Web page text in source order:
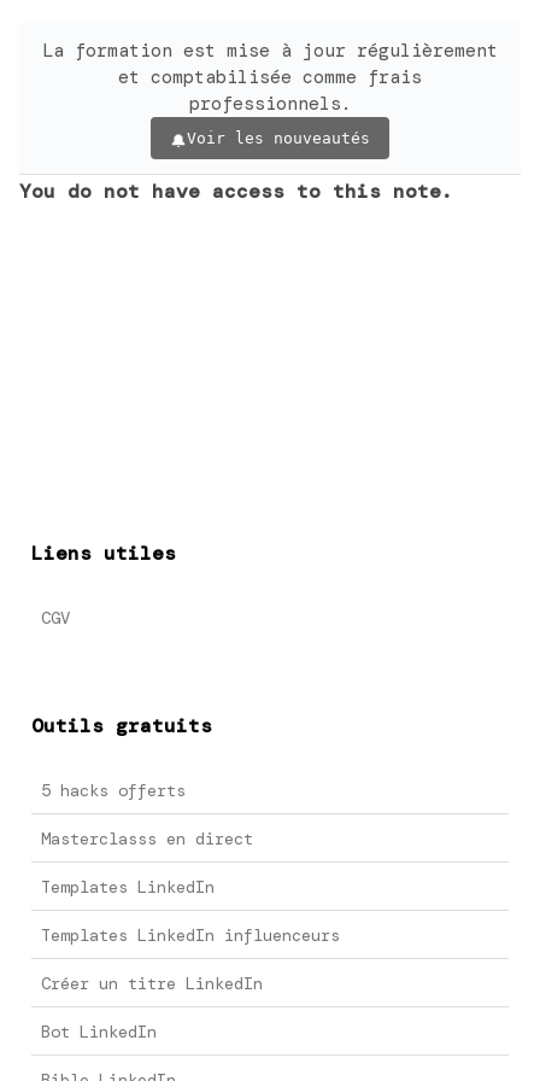
La formation est mise à jour régulièrement
et comptabilisée comme frais
professionnels.
Voir les nouveautés
You do not have access to this note.
Liens utiles
CGV
Outils gratuits
5 hacks offerts
Masterclasss en direct
Templates LinkedIn
Templates LinkedIn influenceurs
Créer un titre LinkedIn
Bot LinkedIn